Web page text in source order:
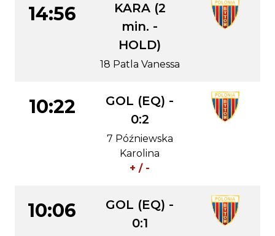
14:56
KARA (2
min. -
HOLD)
18 Patla Vanessa
10:22
GOL (EQ) -
0:2
7 Późniewska
Karolina
+ / -
10:06
GOL (EQ) -
0:1